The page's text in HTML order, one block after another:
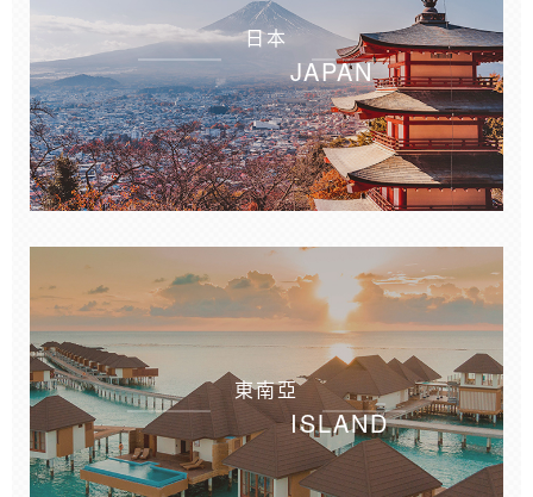
JAPAN
日本
ISLAND
東南亞